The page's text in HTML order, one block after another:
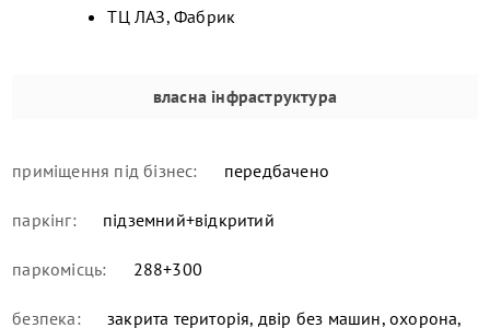
ТЦ ЛАЗ, Фабрик
власна інфраструктура
приміщення під бізнес: передбачено
паркінг: підземний+відкритий
паркомісць: 288+300
безпека: закрита територія, двір без машин, охорона,